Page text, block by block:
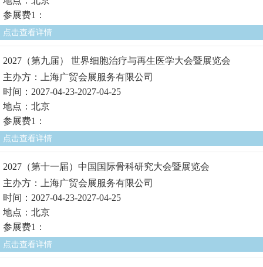
参展费1：
点击查看详情
2027（第九届） 世界细胞治疗与再生医学大会暨展览会
主办方：上海广贸会展服务有限公司
时间：2027-04-23-2027-04-25
地点：北京
参展费1：
点击查看详情
2027（第十一届）中国国际骨科研究大会暨展览会
主办方：上海广贸会展服务有限公司
时间：2027-04-23-2027-04-25
地点：北京
参展费1：
点击查看详情